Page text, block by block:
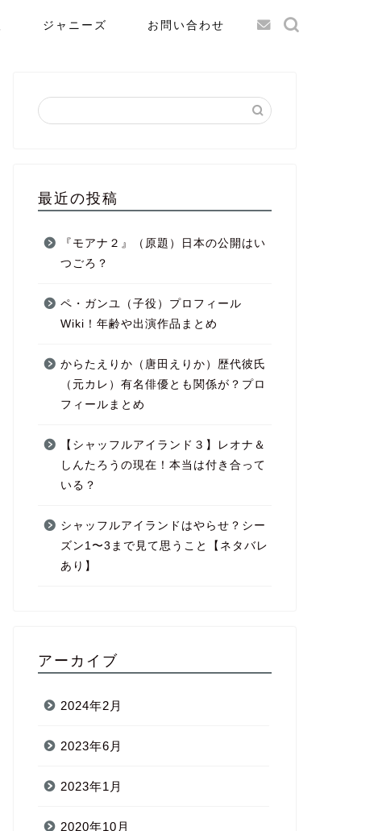
ジャニーズ お問い合わせ
最近の投稿
『モアナ２』（原題）日本の公開はい
つごろ？
ペ・ガンユ（子役）プロフィール
Wiki！年齢や出演作品まとめ
からたえりか（唐田えりか）歴代彼氏
（元カレ）有名俳優とも関係が？プロ
フィールまとめ
【シャッフルアイランド３】レオナ＆
しんたろうの現在！本当は付き合って
いる？
シャッフルアイランドはやらせ？シー
ズン1〜3まで見て思うこと【ネタバレ
あり】
アーカイブ
2024年2月
2023年6月
2023年1月
2020年10月